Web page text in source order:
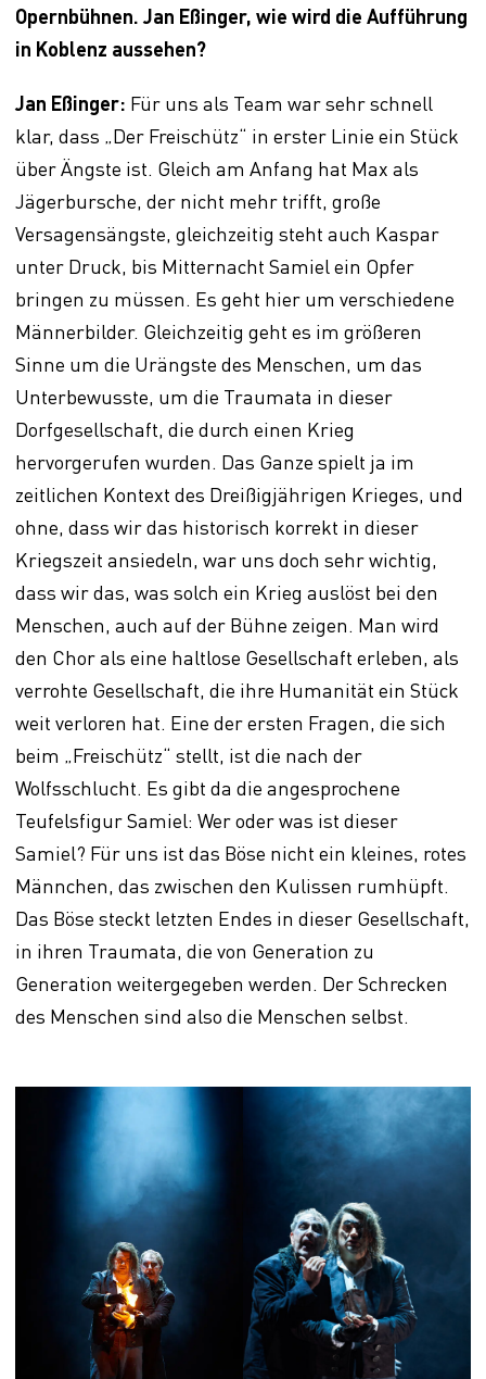
Opernbühnen. Jan Eßinger, wie wird die Aufführung
in Koblenz aussehen?
Jan Eßinger: Für uns als Team war sehr schnell
klar, dass „Der Freischütz“ in erster Linie ein Stück
über Ängste ist. Gleich am Anfang hat Max als
Jägerbursche, der nicht mehr trifft, große
Versagensängste, gleichzeitig steht auch Kaspar
unter Druck, bis Mitternacht Samiel ein Opfer
bringen zu müssen. Es geht hier um verschiedene
Männerbilder. Gleichzeitig geht es im größeren
Sinne um die Urängste des Menschen, um das
Unterbewusste, um die Traumata in dieser
Dorfgesellschaft, die durch einen Krieg
hervorgerufen wurden. Das Ganze spielt ja im
zeitlichen Kontext des Dreißigjährigen Krieges, und
ohne, dass wir das historisch korrekt in dieser
Kriegszeit ansiedeln, war uns doch sehr wichtig,
dass wir das, was solch ein Krieg auslöst bei den
Menschen, auch auf der Bühne zeigen. Man wird
den Chor als eine haltlose Gesellschaft erleben, als
verrohte Gesellschaft, die ihre Humanität ein Stück
weit verloren hat. Eine der ersten Fragen, die sich
beim „Freischütz“ stellt, ist die nach der
Wolfsschlucht. Es gibt da die angesprochene
Teufelsfigur Samiel: Wer oder was ist dieser
Samiel? Für uns ist das Böse nicht ein kleines, rotes
Männchen, das zwischen den Kulissen rumhüpft.
Das Böse steckt letzten Endes in dieser Gesellschaft,
in ihren Traumata, die von Generation zu
Generation weitergegeben werden. Der Schrecken
des Menschen sind also die Menschen selbst.